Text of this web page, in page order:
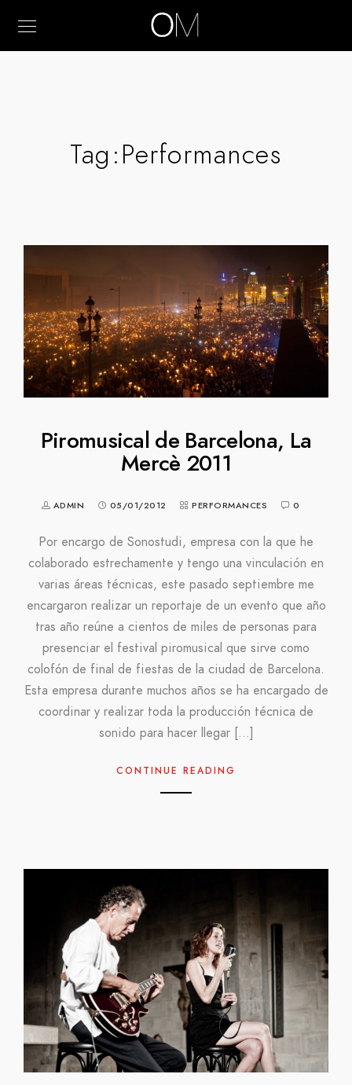
Tag:Performances
Piromusical de Barcelona, La
Mercè 2011
ADMIN 05/01/2012 PERFORMANCES 0
Por encargo de Sonostudi, empresa con la que he
colaborado estrechamente y tengo una vinculación en
varias áreas técnicas, este pasado septiembre me
encargaron realizar un reportaje de un evento que año
tras año reúne a cientos de miles de personas para
presenciar el festival piromusical que sirve como
colofón de final de fiestas de la ciudad de Barcelona.
Esta empresa durante muchos años se ha encargado de
coordinar y realizar toda la producción técnica de
sonido para hacer llegar […]
CONTINUE READING